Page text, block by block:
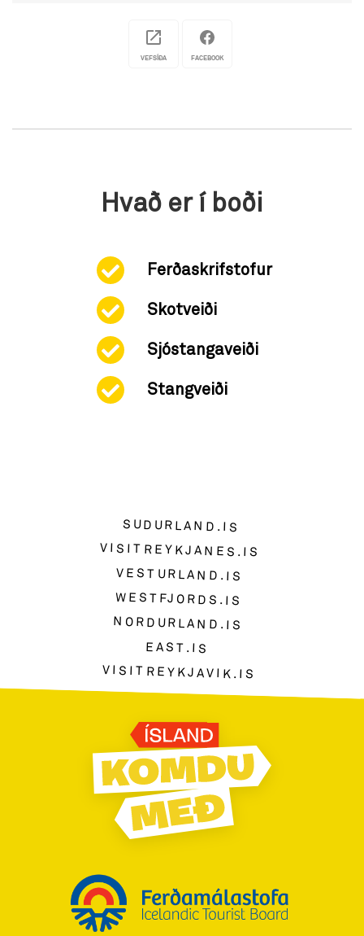
VEFSÍÐA FACEBOOK
Hvað er í boði
Ferðaskrifstofur
Skotveiði
Sjóstangaveiði
Stangveiði
SUDURLAND.IS
VISITREYKJANES.IS
VESTURLAND.IS
WESTFJORDS.IS
NORDURLAND.IS
EAST.IS
VISITREYKJAVIK.IS